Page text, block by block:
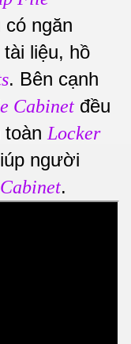
có ngăn
liệu, hồ
. Bên cạnh
Cabinet đều
toàn Locker
người
.